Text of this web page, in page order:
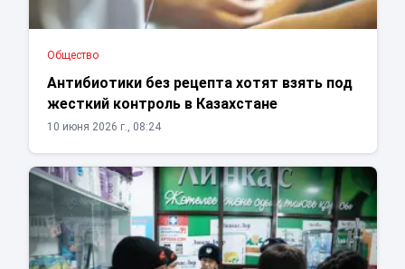
Общество
Антибиотики без рецепта хотят взять под
жесткий контроль в Казахстане
10 июня 2026 г., 08:24